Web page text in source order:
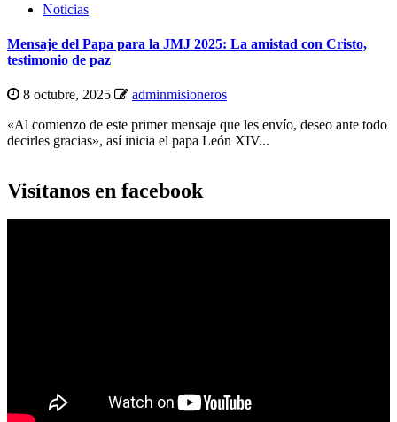
Noticias
Mensaje del Papa para la JMJ 2025: La amistad con Cristo,
testimonio de paz
8 octubre, 2025
adminmisioneros
«Al comienzo de este primer mensaje que les envío, deseo ante todo
decirles gracias», así inicia el papa León XIV...
Visítanos en facebook